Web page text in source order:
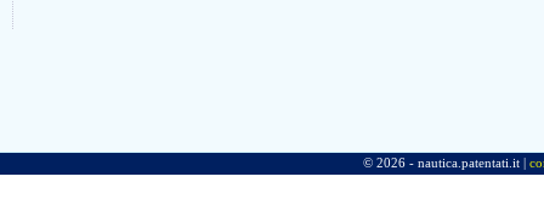
© 2026 - nautica.patentati.it |